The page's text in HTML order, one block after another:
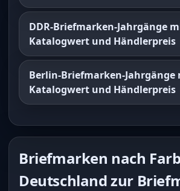
DDR-Briefmarken-Jahrgänge
Katalogwert und Händlerpreis
Berlin-Briefmarken-Jahrgänge
Katalogwert und Händlerpreis
Briefmarken nach
Deutschland zur